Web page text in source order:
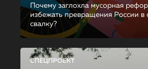
Почему заглохла мусорная
избежать превращения России в
свалку?
СПЕЦПРОЕКТ